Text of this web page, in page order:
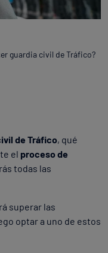
guardia civil de Tráfico?
de Tráfico, qué
el proceso de
todas las
superar las
optar a uno de estos